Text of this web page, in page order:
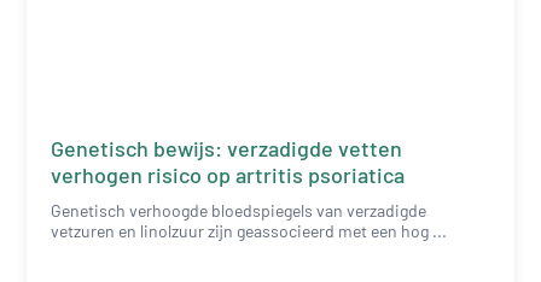
Genetisch bewijs: verzadigde vetten
verhogen risico op artritis psoriatica
Genetisch verhoogde bloedspiegels van verzadigde
vetzuren en linolzuur zijn geassocieerd met een hog ...